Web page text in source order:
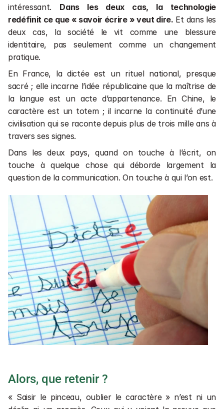
intéressant. Dans les deux cas, la technologie
redéfinit ce que « savoir écrire » veut dire. Et dans les
deux cas, la société le vit comme une blessure
identitaire, pas seulement comme un changement
pratique.
En France, la dictée est un rituel national, presque
sacré ; elle incarne l’idée républicaine que la maîtrise de
la langue est un acte d’appartenance. En Chine, le
caractère est un totem ; il incarne la continuité d’une
civilisation qui se raconte depuis plus de trois mille ans à
travers ses signes.
Dans les deux pays, quand on touche à l’écrit, on
touche à quelque chose qui déborde largement la
question de la communication. On touche à qui l’on est.
Alors, que retenir ?
« Saisir le pinceau, oublier le caractère » n’est ni un